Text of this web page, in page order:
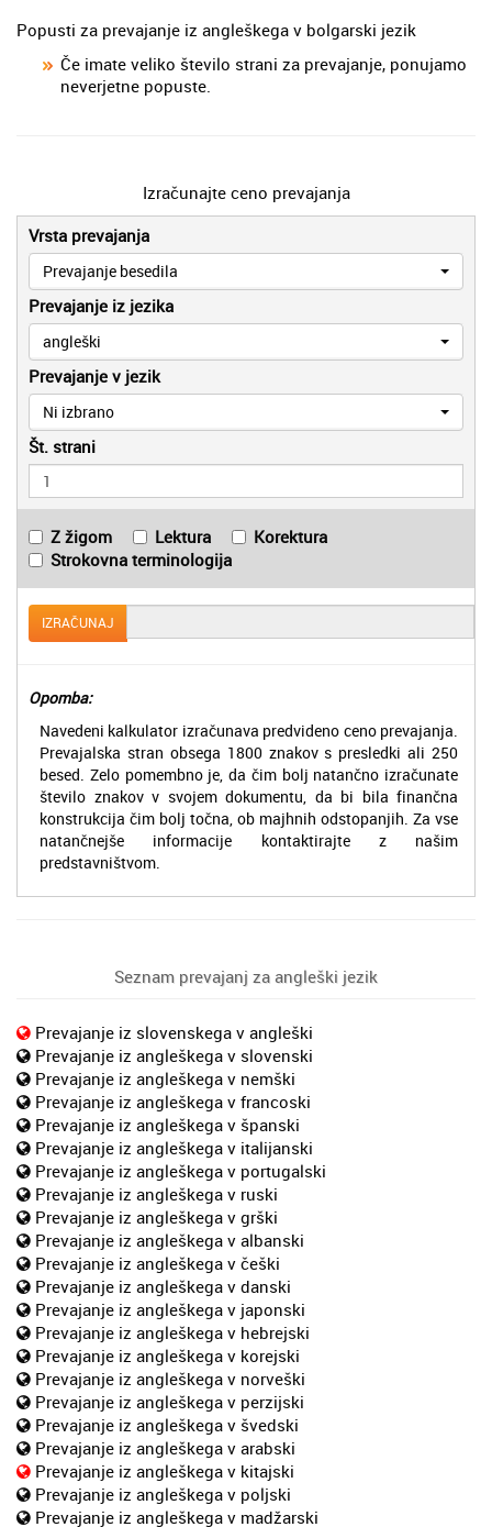
Popusti za prevajanje iz angleškega v bolgarski jezik
Če imate veliko število strani za prevajanje, ponujamo
neverjetne popuste.
Izračunajte ceno prevajanja
Vrsta prevajanja
Prevajanje besedila
Prevajanje iz jezika
angleški
Prevajanje v jezik
Ni izbrano
Št. strani
Z žigom Lektura
Korektura
Strokovna terminologija
IZRAČUNAJ
Opomba:
Navedeni kalkulator izračunava predvideno ceno prevajanja.
Prevajalska stran obsega 1800 znakov s presledki ali 250
besed. Zelo pomembno je, da čim bolj natančno izračunate
število znakov v svojem dokumentu, da bi bila finančna
konstrukcija čim bolj točna, ob majhnih odstopanjih. Za vse
natančnejše informacije kontaktirajte z našim
predstavništvom.
Seznam prevajanj za angleški jezik
Prevajanje iz slovenskega v angleški
Prevajanje iz angleškega v slovenski
Prevajanje iz angleškega v nemški
Prevajanje iz angleškega v francoski
Prevajanje iz angleškega v španski
Prevajanje iz angleškega v italijanski
Prevajanje iz angleškega v portugalski
Prevajanje iz angleškega v ruski
Prevajanje iz angleškega v grški
Prevajanje iz angleškega v albanski
Prevajanje iz angleškega v češki
Prevajanje iz angleškega v danski
Prevajanje iz angleškega v japonski
Prevajanje iz angleškega v hebrejski
Prevajanje iz angleškega v korejski
Prevajanje iz angleškega v norveški
Prevajanje iz angleškega v perzijski
Prevajanje iz angleškega v švedski
Prevajanje iz angleškega v arabski
Prevajanje iz angleškega v kitajski
Prevajanje iz angleškega v poljski
Prevajanje iz angleškega v madžarski